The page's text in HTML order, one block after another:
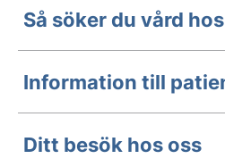
Så söker du vård
Information till
Ditt besök hos oss